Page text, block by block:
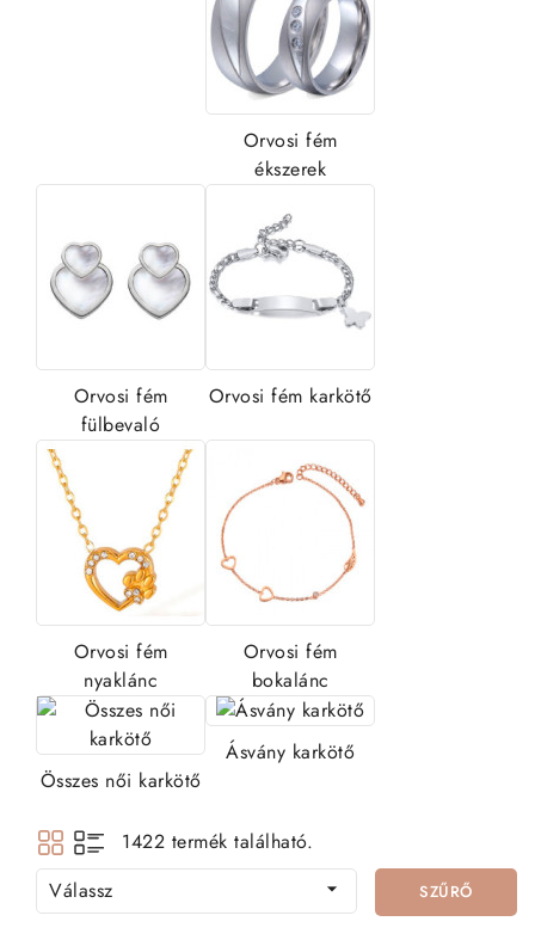
Orvosi fém
ékszerek
Orvosi fém
fülbevaló
Orvosi fém karkötő
Orvosi fém
nyaklánc
Orvosi fém
bokalánc
Összes női karkötő
Ásvány karkötő
1422 termék található.
Válassz
 SZŰRŐ